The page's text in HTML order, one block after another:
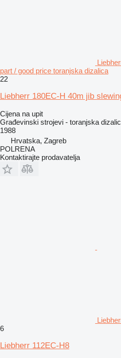
part / good price toranjska dizalica
22
Liebherr 180EC-H 40m jib
Cijena na upit
Građevinski strojevi - toranjska
1988
Hrvatska, Zagreb
POLRENA
Kontaktirajte prodavatelja
6
Liebherr 112EC-H8